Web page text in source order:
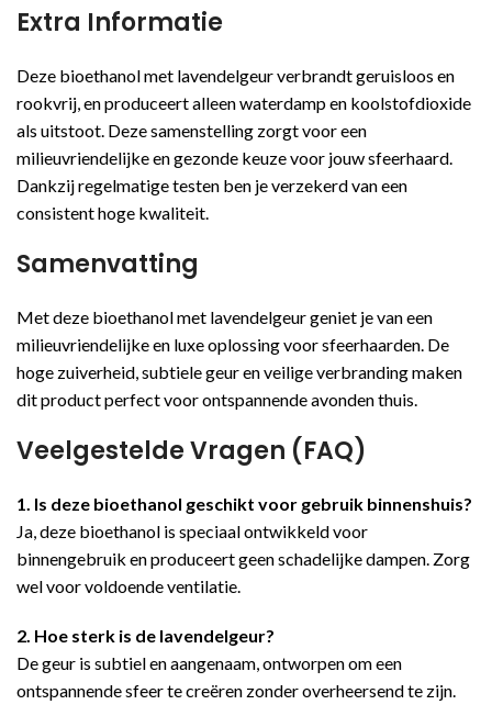
Extra Informatie
Deze bioethanol met lavendelgeur verbrandt geruisloos en
rookvrij, en produceert alleen waterdamp en koolstofdioxide
als uitstoot. Deze samenstelling zorgt voor een
milieuvriendelijke en gezonde keuze voor jouw sfeerhaard.
Dankzij regelmatige testen ben je verzekerd van een
consistent hoge kwaliteit.
Samenvatting
Met deze bioethanol met lavendelgeur geniet je van een
milieuvriendelijke en luxe oplossing voor sfeerhaarden. De
hoge zuiverheid, subtiele geur en veilige verbranding maken
dit product perfect voor ontspannende avonden thuis.
Veelgestelde Vragen (FAQ)
1. Is deze bioethanol geschikt voor gebruik binnenshuis?
Ja, deze bioethanol is speciaal ontwikkeld voor
binnengebruik en produceert geen schadelijke dampen. Zorg
wel voor voldoende ventilatie.
2. Hoe sterk is de lavendelgeur?
De geur is subtiel en aangenaam, ontworpen om een
ontspannende sfeer te creëren zonder overheersend te zijn.